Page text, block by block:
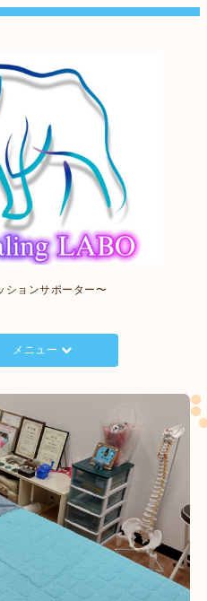
ションサポーター〜
メニュー